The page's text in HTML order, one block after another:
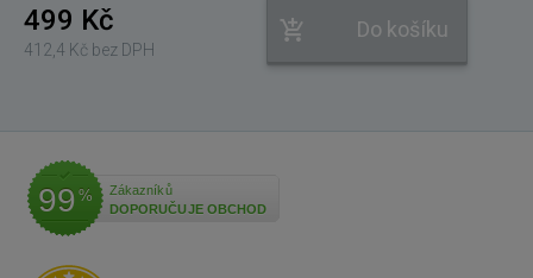
499 Kč
412,4 Kč bez DPH
Do košíku
99 %
Zákazníků
DOPORUČUJE OBCHOD